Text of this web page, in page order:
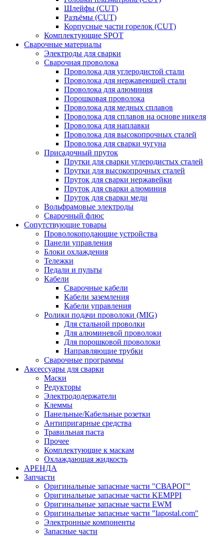
Шлейфы (CUT)
Разъёмы (CUT)
Корпусные части горелок (CUT)
Комплектующие SPOT
Сварочные материалы
Электроды для сварки
Сварочная проволока
Проволока для углеродистой стали
Проволока для нержавеющей стали
Проволока для алюминия
Порошковая проволока
Проволока для медных сплавов
Проволока для сплавов на основе никеля
Проволока для наплавки
Проволока для высокопрочных сталей
Проволока для сварки чугуна
Присадочный пруток
Прутки для сварки углеродистых сталей
Прутки для высокопрочных сталей
Пруток для сварки нержавейки
Пруток для сварки алюминия
Пруток для сварки меди
Вольфрамовые электроды
Сварочный флюс
Сопутствующие товары
Проволокоподающие устройства
Панели управления
Блоки охлаждения
Тележки
Педали и пульты
Кабели
Сварочные кабели
Кабели заземления
Кабели управления
Ролики подачи проволоки (MIG)
Для стальной проволки
Для алюминевой проволоки
Для порошковой проволоки
Направляющие трубки
Сварочные программы
Аксессуары для сварки
Маски
Редукторы
Электрододержатели
Клеммы
Панельные/Кабельные розетки
Антипригарные средства
Травильная паста
Прочее
Комплектующие к маскам
Охлаждающая жидкость
АРЕНДА
Запчасти
Оригинальные запасные части "СВАРОГ"
Оригинальные запасные части KEMPPI
Оригинальные запасные части EWM
Оригинальные запасные части "lapostal.com"
Электронные компоненты
Запасные части